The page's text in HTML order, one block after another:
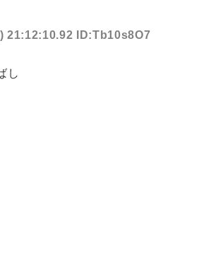
21:12:10.92 ID:Tb10s8O7
し